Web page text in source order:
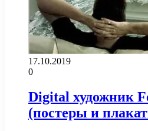
17.10.2019
0
Digital художник
(постеры и